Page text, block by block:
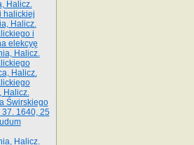
Halicz.
halickiej
Halicz.
i
elekcyę
Halicz.
Halicz.
Halicz.
Świrskiego
1640, 25
Halicz.